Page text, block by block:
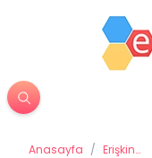
Anasayfa / Erişkin